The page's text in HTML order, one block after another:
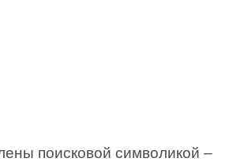
поисковой символикой –